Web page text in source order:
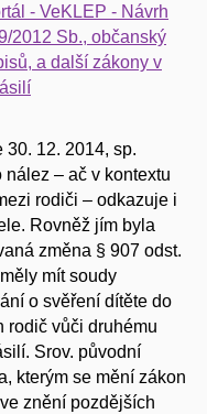
- VeKLEP - Návrh
2012 Sb., občanský
a další zákony v
30. 12. 2014, sp.
nález – ač v kontextu
rodiči – odkazuje i
Rovněž jím byla
změna § 907 odst.
mít soudy
o svěření dítěte do
rodič vůči druhému
Srov. původní
kterým se mění zákon
znění pozdějších